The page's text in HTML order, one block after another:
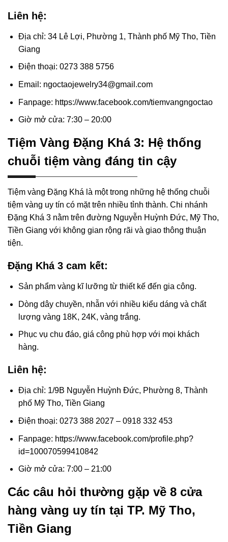
Liên hệ:
Địa chỉ: 34 Lê Lợi, Phường 1, Thành phố Mỹ Tho, Tiền
Giang
Điện thoại: 0273 388 5756
Email: ngoctaojewelry34@gmail.com
Fanpage: https://www.facebook.com/tiemvangngoctao
Giờ mở cửa: 7:30 – 20:00
Tiệm Vàng Đặng Khá 3: Hệ thống
chuỗi tiệm vàng đáng tin cậy
Tiệm vàng Đặng Khá là một trong những hệ thống chuỗi
tiệm vàng uy tín có mặt trên nhiều tỉnh thành. Chi nhánh
Đặng Khá 3 nằm trên đường Nguyễn Huỳnh Đức, Mỹ Tho,
Tiền Giang với không gian rộng rãi và giao thông thuận
tiện.
Đặng Khá 3 cam kết:
Sản phẩm vàng kĩ lưỡng từ thiết kế đến gia công.
Dòng dây chuyền, nhẫn với nhiều kiểu dáng và chất
lượng vàng 18K, 24K, vàng trắng.
Phục vụ chu đáo, giá công phù hợp với mọi khách
hàng.
Liên hệ:
Địa chỉ: 1/9B Nguyễn Huỳnh Đức, Phường 8, Thành
phố Mỹ Tho, Tiền Giang
Điện thoại: 0273 388 2027 – 0918 332 453
Fanpage: https://www.facebook.com/profile.php?
id=100070599410842
Giờ mở cửa: 7:00 – 21:00
Các câu hỏi thường gặp về 8 cửa
hàng vàng uy tín tại TP. Mỹ Tho,
Tiền Giang